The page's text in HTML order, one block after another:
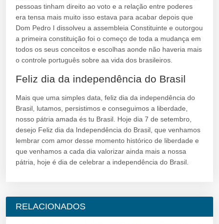
pessoas tinham direito ao voto e a relação entre poderes
era tensa mais muito isso estava para acabar depois que
Dom Pedro I dissolveu a assembleia Constituinte e outorgou
a primeira constituição foi o começo de toda a mudança em
todos os seus conceitos e escolhas aonde não haveria mais
o controle português sobre aa vida dos brasileiros.
Feliz dia da independência do Brasil
Mais que uma simples data, feliz dia da independência do
Brasil, lutamos, persistimos e conseguimos a liberdade,
nosso pátria amada és tu Brasil. Hoje dia 7 de setembro,
desejo Feliz dia da Independência do Brasil, que venhamos
lembrar com amor desse momento histórico de liberdade e
que venhamos a cada dia valorizar ainda mais a nossa
pátria, hoje é dia de celebrar a independência do Brasil.
RELACIONADOS